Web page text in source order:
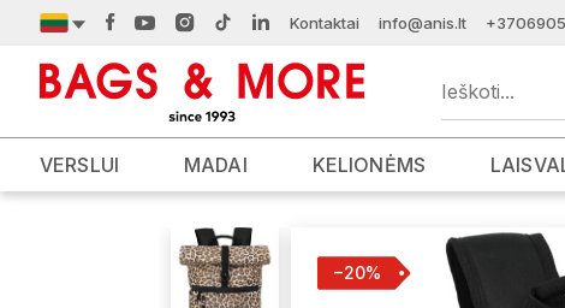
Kontaktai info@anis.lt
VERSLUI MADAI KELIONĖMS
−20%